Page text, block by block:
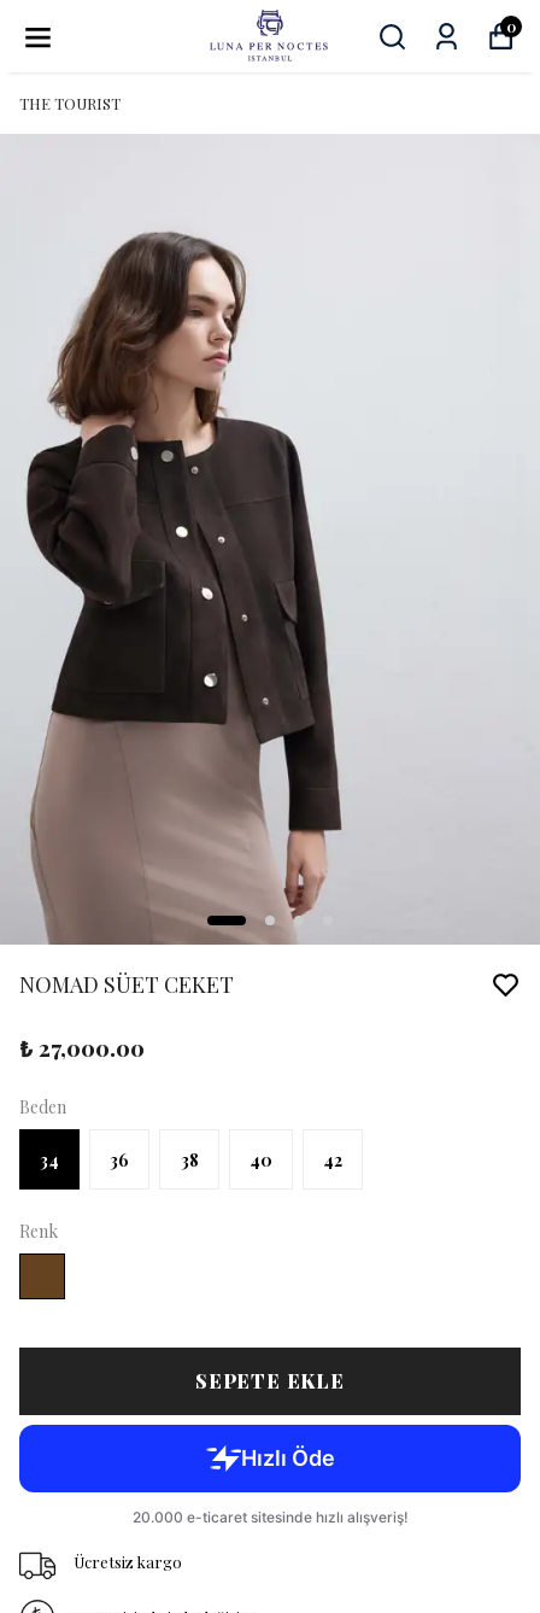
0
THE TOURIST
NOMAD SÜET CEKET
₺ 27,000.00
Beden
34 36 38 40 42
Renk
SEPETE EKLE
Ücretsiz kargo